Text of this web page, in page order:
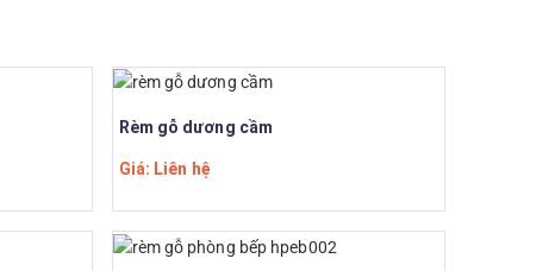
Rèm gỗ dương cầm
Giá: Liên hệ